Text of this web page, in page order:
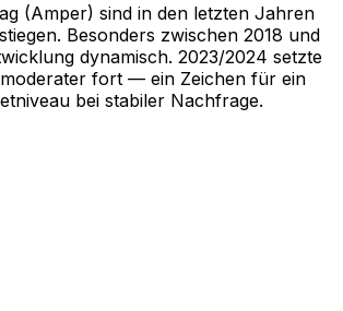
(Amper) sind in den letzten Jahren
Besonders zwischen 2018 und
dynamisch. 2023/2024 setzte
fort — ein Zeichen für ein
bei stabiler Nachfrage.